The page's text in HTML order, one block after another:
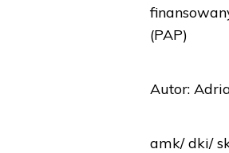
(PAP)
Autor:
amk/ dki/